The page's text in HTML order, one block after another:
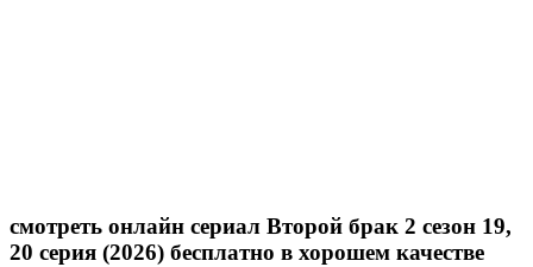
смотреть онлайн сериал Второй брак 2 сезон 19,
20 серия (2026) бесплатно в хорошем качестве